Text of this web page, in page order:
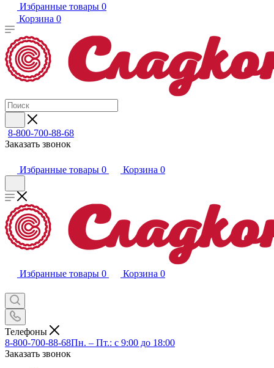
Избранные товары 0
Корзина 0
8-800-700-88-68
Заказать звонок
Избранные товары 0 Корзина 0
Избранные товары 0 Корзина 0
Телефоны
8-800-700-88-68Пн. – Пт.: с 9:00 до 18:00
Заказать звонок